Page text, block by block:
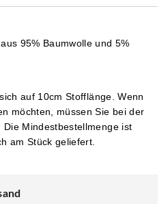
95% Baumwolle und 5%
auf 10cm Stofflänge. Wenn
möchten, müssen Sie bei der
Die Mindestbestellmenge ist
am Stück geliefert.